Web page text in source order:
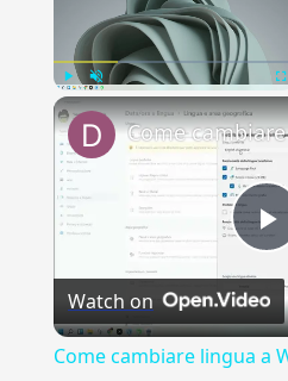
Play
Watch on
Come cambiare lingua a